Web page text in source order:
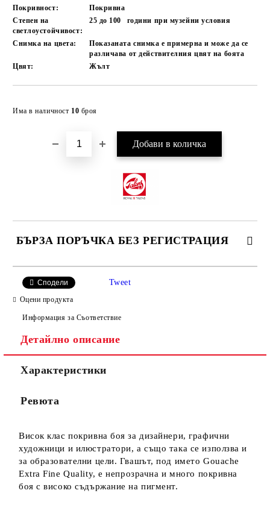
Покривност:
Покривна
Степен на
светлоустойчивост:
25 до 100 години при музейни условия
Снимка на цвета:
Показаната снимка е примерна и може да се
различава от действителния цвят на боята
Цвят:
Жълт
Има в наличност 10 броя
БЪРЗА ПОРЪЧКА БЕЗ РЕГИСТРАЦИЯ
Сподели Tweet
Оцени продукта
Информация за Съответствие
Детайлно описание
Характеристики
Ревюта
Висок клас покривна боя за дизайнери, графични
художници и илюстратори, а също така се използва и
за образователни цели. Гвашът, под името Gouache
Extra Fine Quality, е непрозрачна и много покривна
боя с високо съдържание на пигмент.